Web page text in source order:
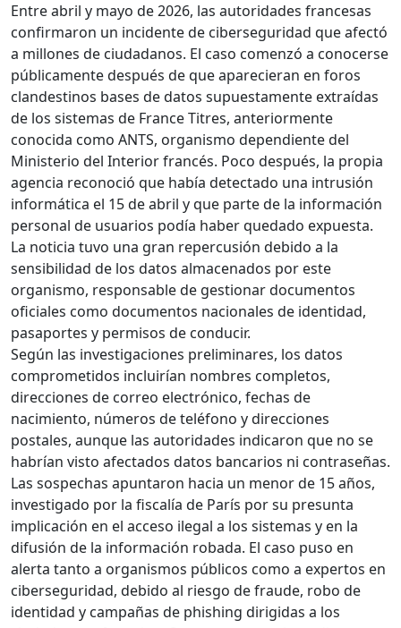
Entre abril y mayo de 2026, las autoridades francesas
confirmaron un incidente de ciberseguridad que afectó
a millones de ciudadanos. El caso comenzó a conocerse
públicamente después de que aparecieran en foros
clandestinos bases de datos supuestamente extraídas
de los sistemas de France Titres, anteriormente
conocida como ANTS, organismo dependiente del
Ministerio del Interior francés. Poco después, la propia
agencia reconoció que había detectado una intrusión
informática el 15 de abril y que parte de la información
personal de usuarios podía haber quedado expuesta.
La noticia tuvo una gran repercusión debido a la
sensibilidad de los datos almacenados por este
organismo, responsable de gestionar documentos
oficiales como documentos nacionales de identidad,
pasaportes y permisos de conducir.
Según las investigaciones preliminares, los datos
comprometidos incluirían nombres completos,
direcciones de correo electrónico, fechas de
nacimiento, números de teléfono y direcciones
postales, aunque las autoridades indicaron que no se
habrían visto afectados datos bancarios ni contraseñas.
Las sospechas apuntaron hacia un menor de 15 años,
investigado por la fiscalía de París por su presunta
implicación en el acceso ilegal a los sistemas y en la
difusión de la información robada. El caso puso en
alerta tanto a organismos públicos como a expertos en
ciberseguridad, debido al riesgo de fraude, robo de
identidad y campañas de phishing dirigidas a los